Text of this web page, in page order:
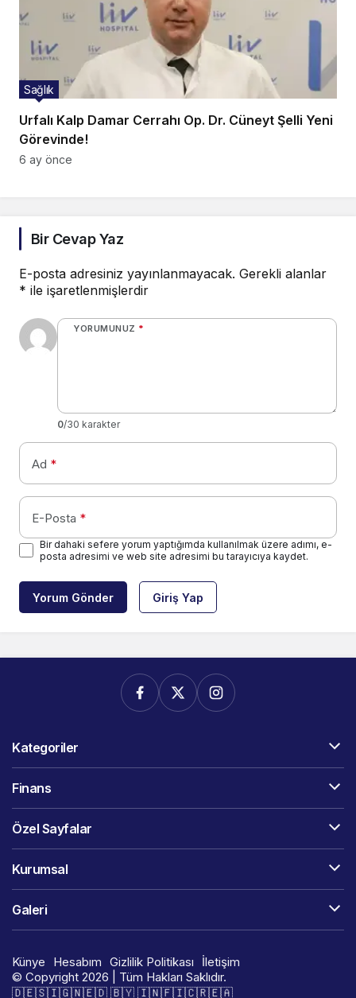
Urfalı Kalp Damar Cerrahı Op. Dr. Cüneyt Şelli Yeni
Görevinde!
Sağlık
6 ay önce
Bir Cevap Yaz
E-posta adresiniz yayınlanmayacak. Gerekli alanlar
* ile işaretlenmişlerdir
YORUMUNUZ *
0/30 karakter
Ad *
E-Posta *
Bir dahaki sefere yorum yaptığımda kullanılmak üzere adımı, e-
posta adresimi ve web site adresimi bu tarayıcıya kaydet.
Yorum Gönder Giriş Yap
Kategoriler
Finans
Özel Sayfalar
Kurumsal
Galeri
Künye Hesabım Gizlilik Politikası
İletişim
© Copyright 2026 | Tüm Hakları Saklıdır.
🇩​​​​​🇪​​​​​🇸​​​​​🇮​​​​​🇬​​​​​🇳​​​​​🇪​​​​​🇩​​​​​ 🇧​​​​​🇾​​​​​ 🇮​​​​​🇳​​​​​🇫​​​​​🇮​​​​​🇨​​​​​🇷​​​​​🇪​​​​​🇦​​​​​​​​​​